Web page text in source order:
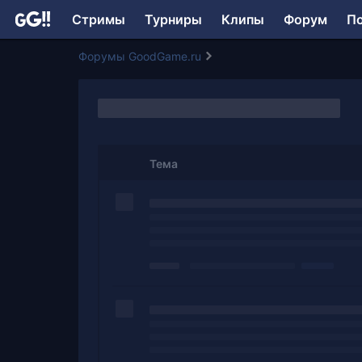
Стримы Турниры Клипы Форум
Форумы GoodGame.ru
Тема